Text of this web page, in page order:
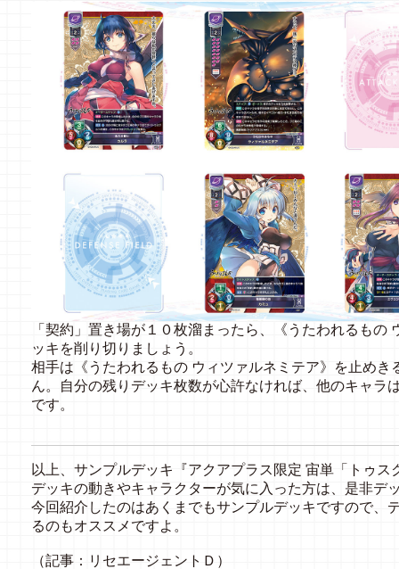
「契約」置き場が１０枚溜まったら、《うたわれるもの
ッキを削り切りましょう。
相手は《うたわれるもの ウィツァルネミテア》を止め
ん。自分の残りデッキ枚数が心許なければ、他のキャラ
です。
以上、サンプルデッキ『アクアプラス限定 宙単「トゥ
デッキの動きやキャラクターが気に入った方は、是非デ
今回紹介したのはあくまでもサンプルデッキですので、
るのもオススメですよ。
（記事：リセエージェントＤ）